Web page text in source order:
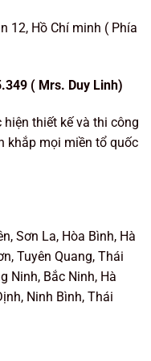
12, Hồ Chí minh ( Phía
( Mrs. Duy Linh)
hiện thiết kế và thi công
khắp mọi miền tổ quốc
Sơn La, Hòa Bình, Hà
Tuyên Quang, Thái
Ninh, Bắc Ninh, Hà
Ninh Bình, Thái